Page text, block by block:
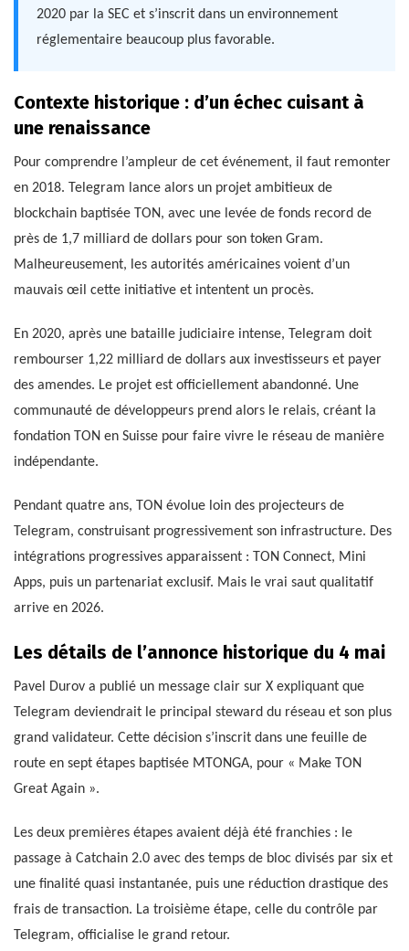
2020 par la SEC et s’inscrit dans un environnement
réglementaire beaucoup plus favorable.
Contexte historique : d’un échec cuisant à
une renaissance
Pour comprendre l’ampleur de cet événement, il faut remonter
en 2018. Telegram lance alors un projet ambitieux de
blockchain baptisée TON, avec une levée de fonds record de
près de 1,7 milliard de dollars pour son token Gram.
Malheureusement, les autorités américaines voient d’un
mauvais œil cette initiative et intentent un procès.
En 2020, après une bataille judiciaire intense, Telegram doit
rembourser 1,22 milliard de dollars aux investisseurs et payer
des amendes. Le projet est officiellement abandonné. Une
communauté de développeurs prend alors le relais, créant la
fondation TON en Suisse pour faire vivre le réseau de manière
indépendante.
Pendant quatre ans, TON évolue loin des projecteurs de
Telegram, construisant progressivement son infrastructure. Des
intégrations progressives apparaissent : TON Connect, Mini
Apps, puis un partenariat exclusif. Mais le vrai saut qualitatif
arrive en 2026.
Les détails de l’annonce historique du 4 mai
Pavel Durov a publié un message clair sur X expliquant que
Telegram deviendrait le principal steward du réseau et son plus
grand validateur. Cette décision s’inscrit dans une feuille de
route en sept étapes baptisée MTONGA, pour « Make TON
Great Again ».
Les deux premières étapes avaient déjà été franchies : le
passage à Catchain 2.0 avec des temps de bloc divisés par six et
une finalité quasi instantanée, puis une réduction drastique des
frais de transaction. La troisième étape, celle du contrôle par
Telegram, officialise le grand retour.